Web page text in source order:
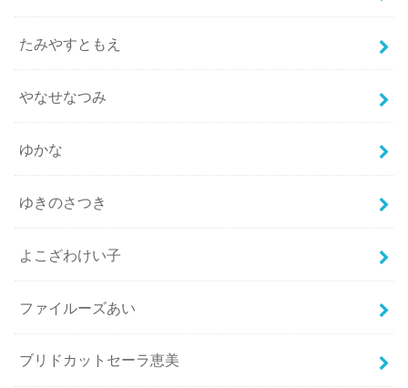
たみやすともえ
やなせなつみ
ゆかな
ゆきのさつき
よこざわけい子
ファイルーズあい
ブリドカットセーラ恵美